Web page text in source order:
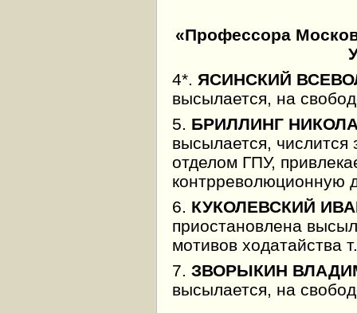
«Профессора
4*. ЯСИНСКИЙ
высылается, на
5. БРИЛЛИНГ
высылается, числится
отделом ГПУ,
контрреволюционную
6. КУКОЛЕВСКИЙ
приостановлена
мотивов ходатайства
7. ЗВОРЫКИН
высылается, на